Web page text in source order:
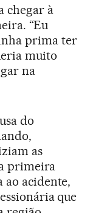
chegar à
“Eu
prima ter
muito
na
do
as
primeira
ao acidente,
que